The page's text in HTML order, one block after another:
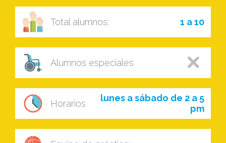
Total alumnos: 1 a 10
Alumnos especiales
Horarios
lunes a sábado de 2 a 5
pm